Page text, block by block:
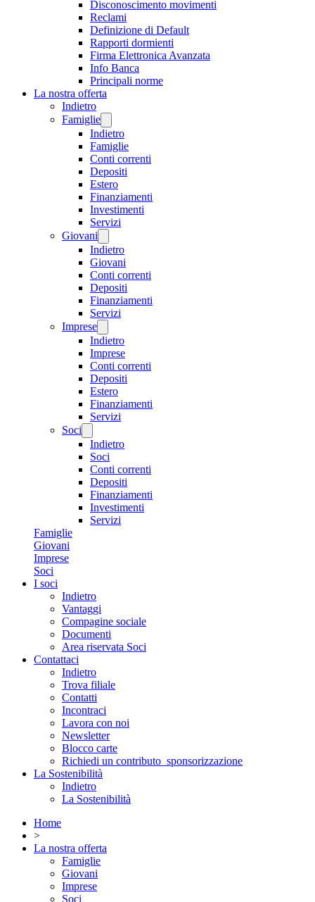
Disconoscimento movimenti
Reclami
Definizione di Default
Rapporti dormienti
Firma Elettronica Avanzata
Info Banca
Principali norme
La nostra offerta
Indietro
Famiglie
Indietro
Famiglie
Conti correnti
Depositi
Estero
Finanziamenti
Investimenti
Servizi
Giovani
Indietro
Giovani
Conti correnti
Depositi
Finanziamenti
Servizi
Imprese
Indietro
Imprese
Conti correnti
Depositi
Estero
Finanziamenti
Servizi
Soci
Indietro
Soci
Conti correnti
Depositi
Finanziamenti
Investimenti
Servizi
Famiglie
Giovani
Imprese
Soci
I soci
Indietro
Vantaggi
Compagine sociale
Documenti
Area riservata Soci
Contattaci
Indietro
Trova filiale
Contatti
Incontraci
Lavora con noi
Newsletter
Blocco carte
Richiedi un contributo_sponsorizzazione
La Sostenibilità
Indietro
La Sostenibilità
Home
>
La nostra offerta
Famiglie
Giovani
Imprese
Soci